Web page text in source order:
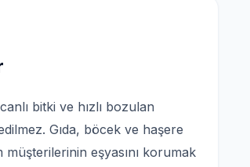
bitki ve hızlı bozulan
Gıda, böcek ve haşere
eşyasını korumak